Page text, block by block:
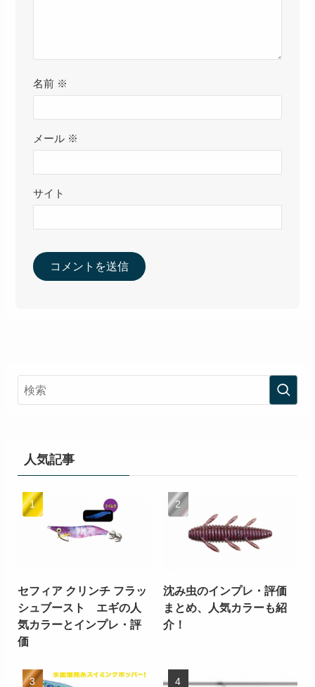
名前 ※
メール ※
サイト
人気記事
セフィア クリンチ フラッ
シュブースト エギの人
気カラーとインプレ・評
価
沈み虫のインプレ・評価
まとめ、人気カラーも紹
介！